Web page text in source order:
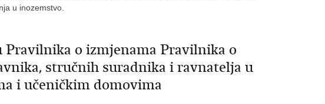
u inozemstvo.
Pravilnika o izmjenama Pravilnika o
stručnih suradnika i ravnatelja u
i učeničkim domovima